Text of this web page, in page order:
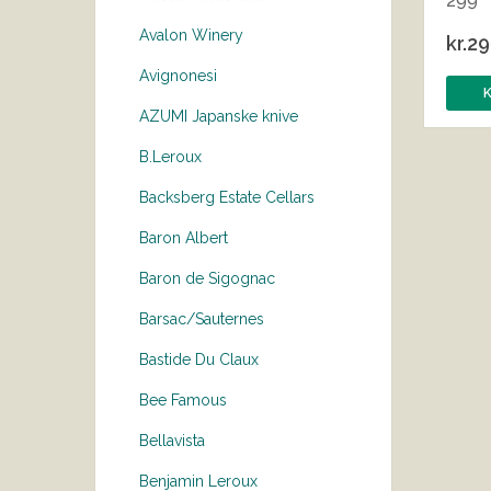
Avalon Winery
Avignonesi
AZUMI Japanske knive
B.Leroux
Backsberg Estate Cellars
Baron Albert
Baron de Sigognac
Barsac/Sauternes
Bastide Du Claux
Bee Famous
Bellavista
Benjamin Leroux
kr.